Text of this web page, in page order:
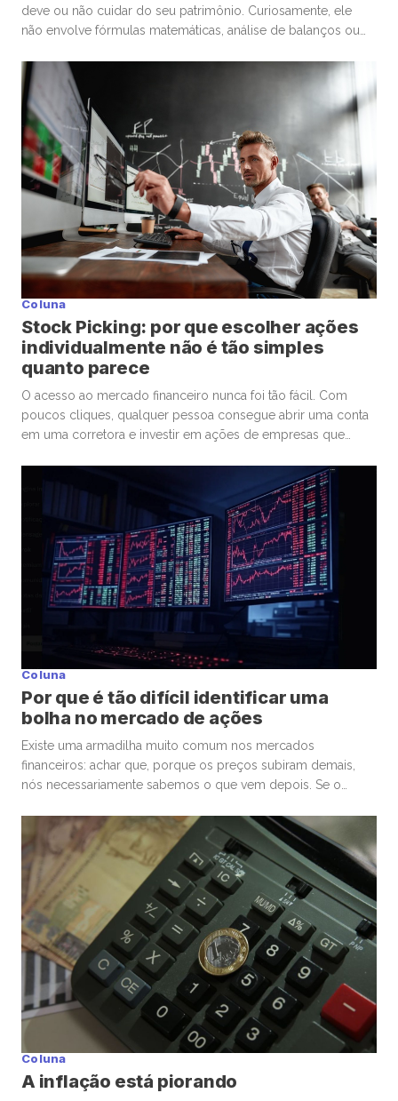
deve ou não cuidar do seu patrimônio. Curiosamente, ele
não envolve fórmulas matemáticas, análise de balanços ou
mais básica: “Se eu precisasse escolher um médico para
uma cirurgia delicada, levaria em conta os mesmos critérios
que estou utilizando […]
Coluna
Stock Picking: por que escolher ações
individualmente não é tão simples
quanto parece
O acesso ao mercado financeiro nunca foi tão fácil. Com
poucos cliques, qualquer pessoa consegue abrir uma conta
em uma corretora e investir em ações de empresas que
democratizou os investimentos e trouxe milhões de novos
participantes para a bolsa. Mas, junto com essa facilidade,
surgiu um comportamento que […]
Coluna
Por que é tão difícil identificar uma
bolha no mercado de ações
Existe uma armadilha muito comum nos mercados
financeiros: achar que, porque os preços subiram demais,
nós necessariamente sabemos o que vem depois. Se o
talvez ainda mais perigoso seja ter certeza absoluta,
independentemente de ele estar ou não. Nas últimas
semanas, vimos movimentos impressionantes. […]
Coluna
A inflação está piorando